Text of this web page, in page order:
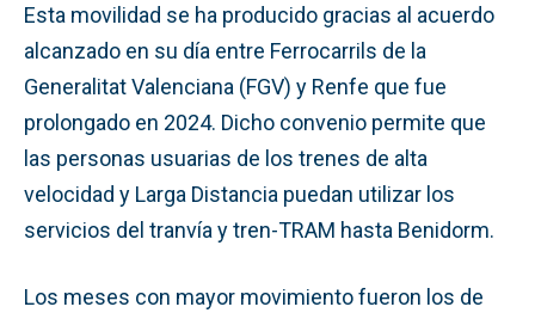
Esta movilidad se ha producido gracias al acuerdo
alcanzado en su día entre Ferrocarrils de la
Generalitat Valenciana (FGV) y Renfe que fue
prolongado en 2024. Dicho convenio permite que
las personas usuarias de los trenes de alta
velocidad y Larga Distancia puedan utilizar los
servicios del tranvía y tren-TRAM hasta Benidorm.
Los meses con mayor movimiento fueron los de